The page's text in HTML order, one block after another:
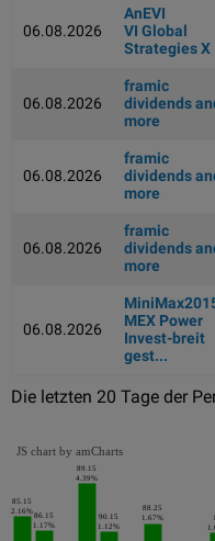
06.08.2026
AnEVI
VI Global
Strategies X
06.08.2026
framic
dividends
more
06.08.2026
framic
dividends
more
06.08.2026
framic
dividends
more
06.08.2026
MEX Power
Invest-breit
gest...
Die letzten 20 Tage der
85.15
2.16%86.15
1.17%
89.15
4.39%
90.15
1.12%
88.25
1.67%
JS chart by amCharts